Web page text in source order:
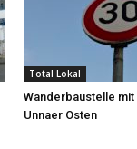
Total Lokal
Wanderbaustelle mit
Unnaer Osten